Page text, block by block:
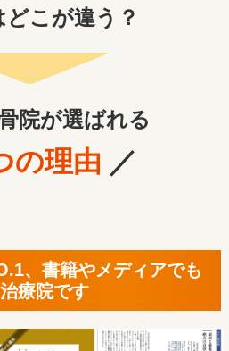
こが違う？
院が選ばれる
の理由 ／
、書籍やメディアでも
療院です